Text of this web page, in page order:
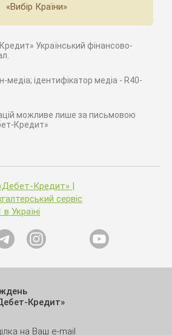
«Вибір Країни»
Український фінансово-
медіа; ідентифікатор медіа - R40-
можливе лише за письмовою
Кредит»
Кредит»
на Ваш e-mail